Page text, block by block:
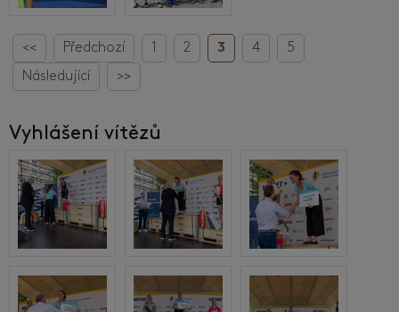
<< Předchozí 1 2 3 4
5
Následující
>>
Vyhlášení vítězů